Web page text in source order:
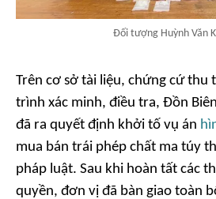
Đối tượng Huỳnh Văn
Trên cơ sở tài liệu, chứng cứ thu
trình xác minh, điều tra, Đồn
đã ra quyết định khởi tố vụ án
mua bán trái phép chất ma túy
pháp luật. Sau khi hoàn tất các
quyền, đơn vị đã bàn giao toàn